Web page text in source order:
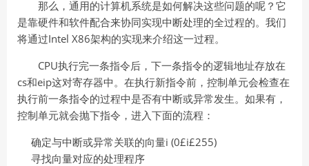
那么，通用的计算机系统是如何解决这些问题的呢？它
是靠硬件和软件配合来协同实现中断处理的全过程的。我们
将通过Intel X86架构的实现来介绍这一过程。
CPU执行完一条指令后，下一条指令的逻辑地址存放在
cs和eip这对寄存器中。在执行新指令前，控制单元会检查在
执行前一条指令的过程中是否有中断或异常发生。如果有，
控制单元就会抛下指令，进入下面的流程：
确定与中断或异常关联的向量i (0£i£255)
寻找向量对应的处理程序